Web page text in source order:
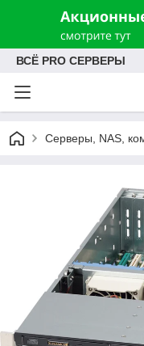
ВСЁ PRO СЕРВЕРЫ
Серверы, NAS,